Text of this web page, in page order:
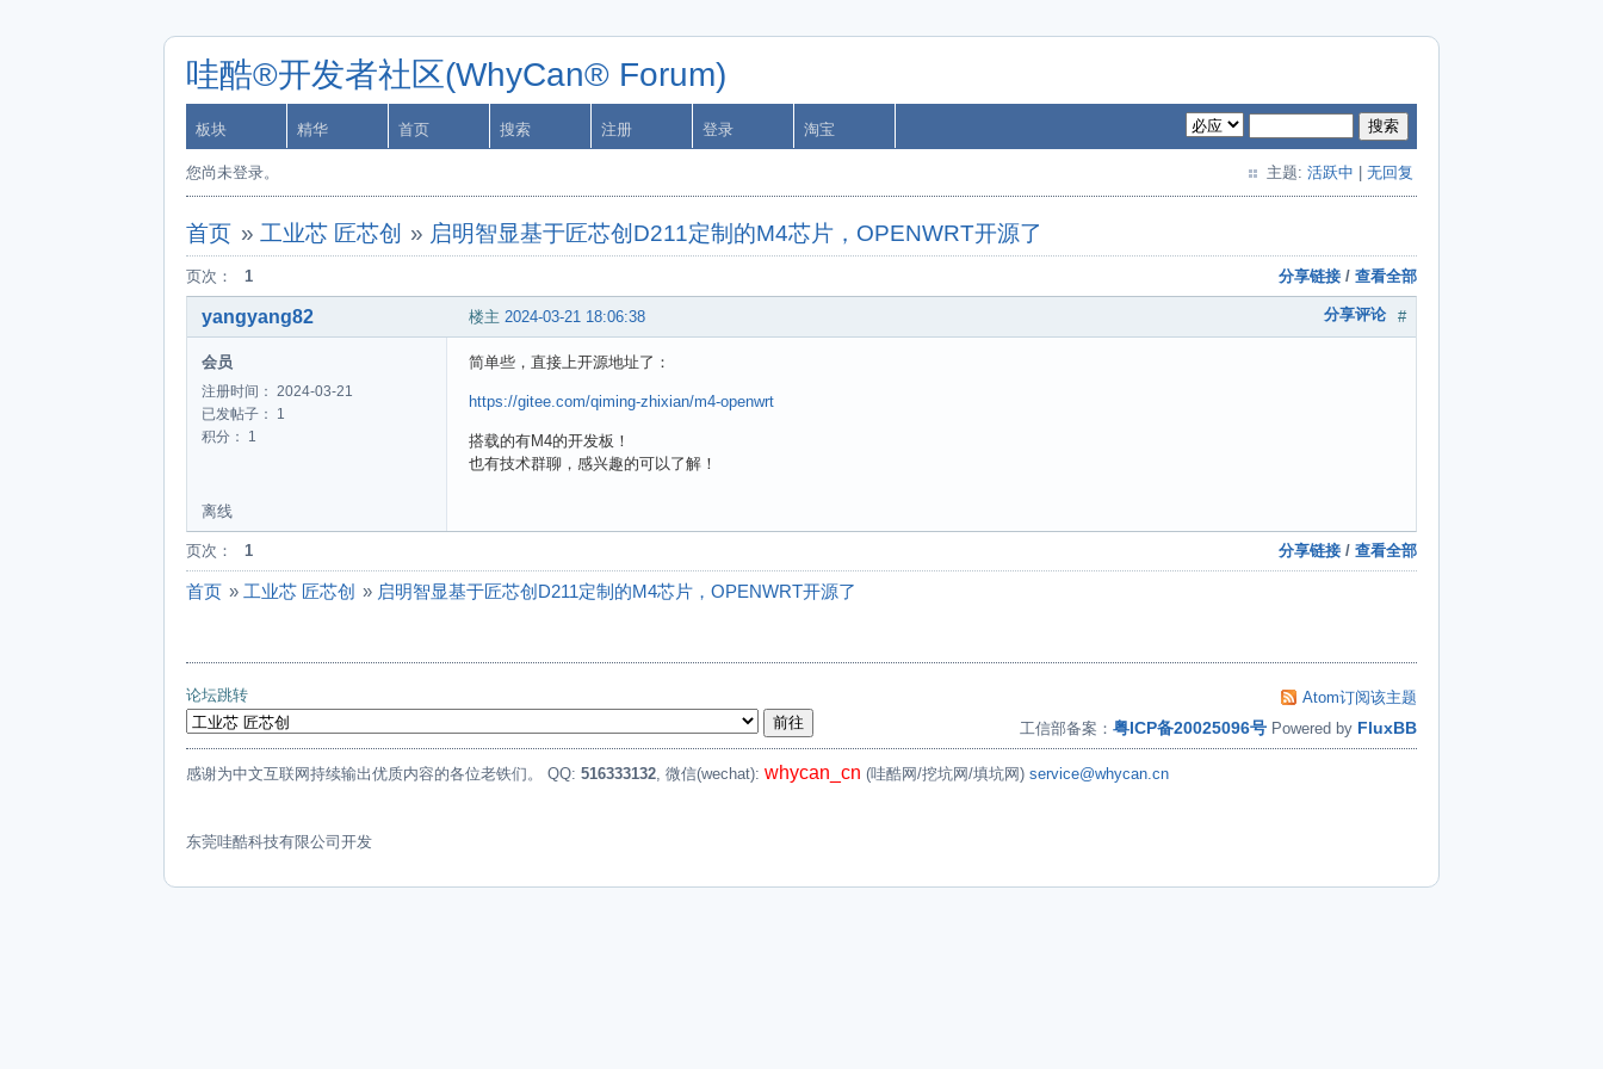
哇酷®开发者社区(WhyCan® Forum)
板块 精华 首页 搜索 注册 登录 淘宝 搜索
您尚未登录。 主题: 活跃中 无回复
首页 » 工业芯 匠芯创 » 启明智显基于匠芯创D211定制的M4芯片，OPENWRT开源了
页次： 1 分享链接 / 查看全部
楼主 #
2024-03-21 18:06:38 分享评论
yangyang82
会员
注册时间： 2024-03-21
已发帖子： 1
积分： 1
简单些，直接上开源地址了：
https://gitee.com/qiming-zhixian/m4-openwrt
搭载的有M4的开发板！
也有技术群聊，感兴趣的可以了解！
离线
页次： 1 分享链接 / 查看全部
首页 » 工业芯 匠芯创 » 启明智显基于匠芯创D211定制的M4芯片，OPENWRT开源了
论坛跳转
Atom订阅该主题
工信部备案： 粤ICP备20025096号 Powered by FluxBB
感谢为中文互联网持续输出优质内容的各位老铁们。 QQ: 516333132 , 微信(wechat): whycan_cn (哇酷网/挖坑网/填坑网) service@whycan.cn
东莞哇酷科技有限公司开发